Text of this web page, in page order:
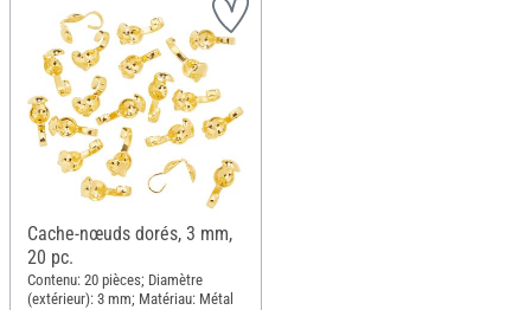
Cache-nœuds dorés, 3 mm,
20 pc.
Contenu: 20 pièces; Diamètre
(extérieur): 3 mm; Matériau: Métal